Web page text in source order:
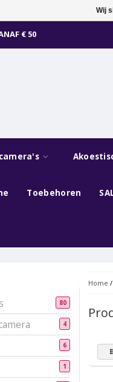
€ 50
Toebehoren
80
4
6
1
Home /
Wij